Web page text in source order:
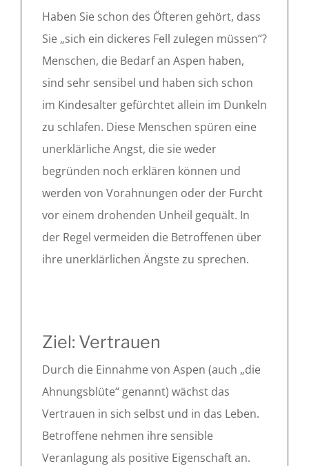
Haben Sie schon des Öfteren gehört, dass
Sie „sich ein dickeres Fell zulegen müssen“?
Menschen, die Bedarf an Aspen haben,
sind sehr sensibel und haben sich schon
im Kindesalter gefürchtet allein im Dunkeln
zu schlafen. Diese Menschen spüren eine
unerklärliche Angst, die sie weder
begründen noch erklären können und
werden von Vorahnungen oder der Furcht
vor einem drohenden Unheil gequält. In
der Regel vermeiden die Betroffenen über
ihre unerklärlichen Ängste zu sprechen.
Ziel: Vertrauen
Durch die Einnahme von Aspen (auch „die
Ahnungsblüte“ genannt) wächst das
Vertrauen in sich selbst und in das Leben.
Betroffene nehmen ihre sensible
Veranlagung als positive Eigenschaft an.